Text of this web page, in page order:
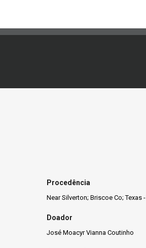
Procedência
Near Silverton; Briscoe Co; Texas -
Doador
José Moacyr Vianna Coutinho